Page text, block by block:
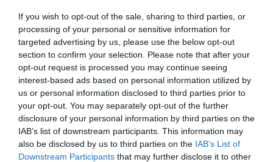
If you wish to opt-out of the sale, sharing to third parties, or
processing of your personal or sensitive information for
targeted advertising by us, please use the below opt-out
section to confirm your selection. Please note that after your
opt-out request is processed you may continue seeing
interest-based ads based on personal information utilized by
us or personal information disclosed to third parties prior to
your opt-out. You may separately opt-out of the further
disclosure of your personal information by third parties on the
IAB’s list of downstream participants. This information may
also be disclosed by us to third parties on the IAB’s List of
Downstream Participants that may further disclose it to other
ΤΡΙΑΘΛΟ